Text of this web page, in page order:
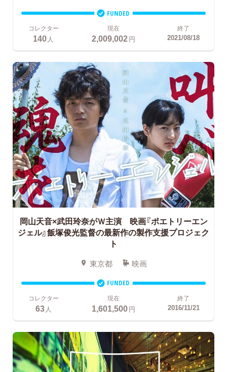
FUNDED
コレクター
140人
現在
2,009,002円
終了
2021/08/18
岡山天音×武田玲奈がＷ主演 映画『ポエトリーエン
ジェル』飯塚俊光監督の最新作の製作支援プロジェク
ト
東京都 映画
FUNDED
コレクター
63 人
現在
1,601,500円
終了
2016/11/21